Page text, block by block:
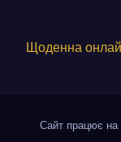
Щоденна
Сайт працює на